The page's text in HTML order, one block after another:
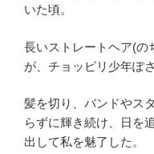
いた頃。
長いストレートヘア(の
が、チョッピリ少年ぽ
髪を切り、バンドやス
らずに輝き続け、日を
出して私を魅了した。